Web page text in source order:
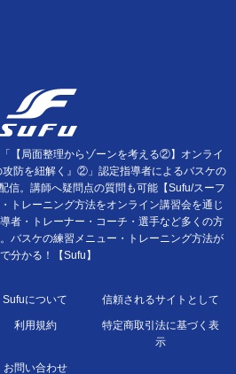
【局面整理からゾーンを考える②】オンライ
防を紐解く』②」認定指導者によるバスケの
信。講師へ疑問点の質問も可能【Sufu/スーフ
トレーニング方法をオンライン講習会を通じ
者・トレーナー・コーチ・選手など多くの方
バスケの練習メニュー・トレーニング方法が
分かる！【Sufu】
Sufuについて 信頼されるサイトとして
利用規約
特定商取引法に基づく表
示
お問い合わせ